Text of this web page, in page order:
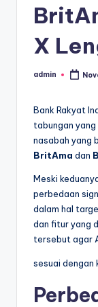
X
Posted
admin
Bank Rakyat
tabungan yang
nasabah yang
BritAma dan
Meski
perbedaan
dalam hal
dan fitur yang
tersebut agar
sesuai dengan